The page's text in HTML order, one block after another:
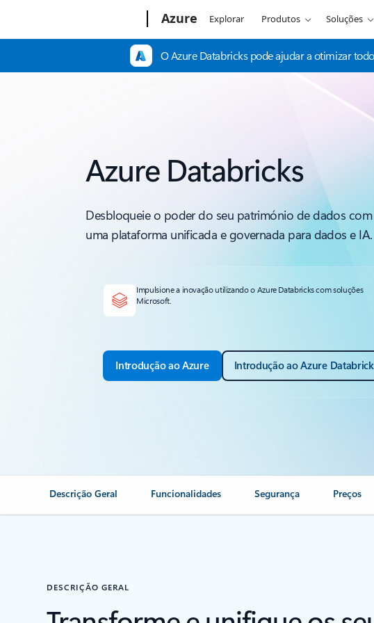
Azure Explorar Produtos Soluções
O Azure Databricks pode ajudar a otimizar
Azure Databricks
Desbloqueie o poder do seu património de dados com
uma plataforma unificada e governada para dados e IA.
Impulsione a inovação utilizando o Azure Databricks com soluções
Microsoft.
Introdução ao Azure Introdução ao Azure
Descrição Geral Funcionalidades Segurança Preços
DESCRIÇÃO GERAL